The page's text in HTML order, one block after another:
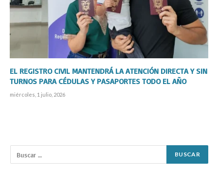
EL REGISTRO CIVIL MANTENDRÁ LA ATENCIÓN DIRECTA Y SIN
TURNOS PARA CÉDULAS Y PASAPORTES TODO EL AÑO
miércoles, 1 julio, 2026